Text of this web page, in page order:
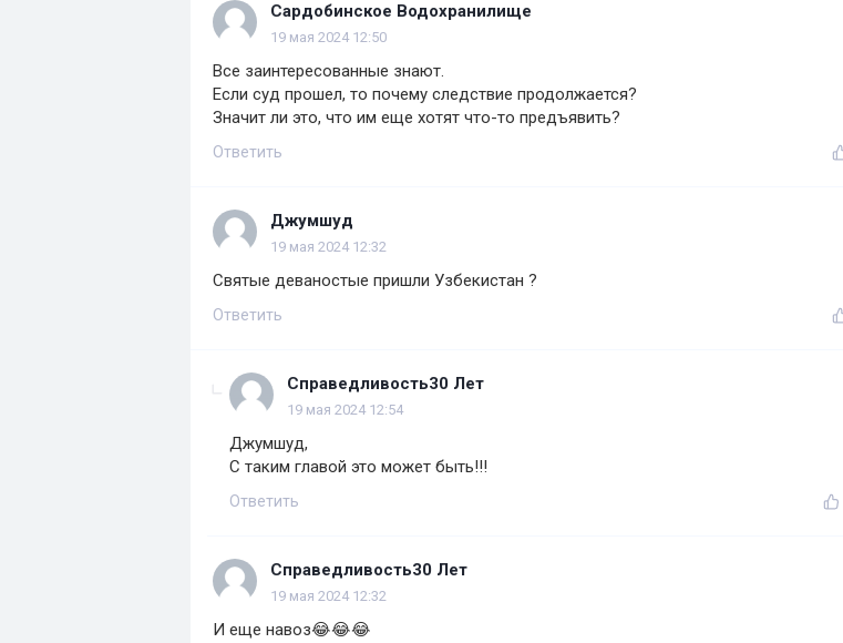
Сардобинское Водохранилище
19 мая 2024 12:50
Все заинтересованные знают.
Если суд прошел, то почему следствие продолжается?
Значит ли это, что им еще хотят что-то предъявить?
Ответить
Джумшуд
19 мая 2024 12:32
Святые деваностые пришли Узбекистан ?
Ответить
Справедливость30 Лет
19 мая 2024 12:54
Джумшуд,
С таким главой это может быть!!!
Ответить
Справедливость30 Лет
19 мая 2024 12:32
И еще навоз😂😂😂